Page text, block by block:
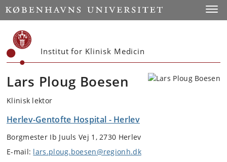
Start
Institut for Klinisk Medicin
Lars Ploug Boesen
Klinisk lektor
Herlev-Gentofte Hospital - Herlev
Borgmester Ib Juuls Vej 1, 2730 Herlev
E-mail: lars.ploug.boesen@regionh.dk